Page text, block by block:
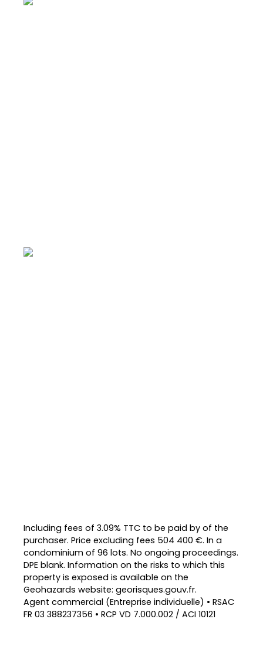
Including fees of 3.09% TTC to be paid by of the
purchaser. Price excluding fees 504 400 €. In a
condominium of 96 lots. No ongoing proceedings.
DPE blank. Information on the risks to which this
property is exposed is available on the
Geohazards website: georisques.gouv.fr.
Agent commercial (Entreprise individuelle) • RSAC
FR 03 388237356 • RCP VD 7.000.002 / ACI 10121